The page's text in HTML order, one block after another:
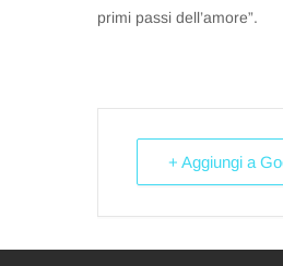
primi passi dell’amore”.
+ Aggiungi a